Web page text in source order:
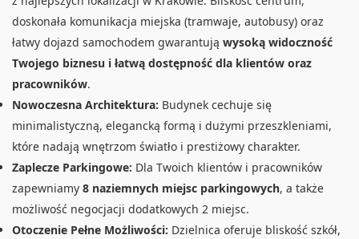
doskonała komunikacja miejska (tramwaje, autobusy) oraz
łatwy dojazd samochodem gwarantują wysoką widoczność
Twojego biznesu i łatwą dostępność dla klientów oraz
pracowników.
Nowoczesna Architektura: Budynek cechuje się
minimalistyczną, elegancką formą i dużymi przeszkleniami,
które nadają wnętrzom światło i prestiżowy charakter.
Zaplecze Parkingowe: Dla Twoich klientów i pracowników
zapewniamy 8 naziemnych miejsc parkingowych, a także
możliwość negocjacji dodatkowych 2 miejsc.
Otoczenie Pełne Możliwości: Dzielnica oferuje bliskość szkół,